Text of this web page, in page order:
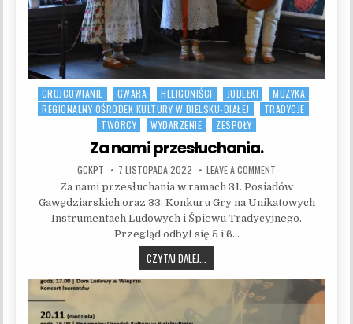
Posted in
GROJCOWIANIE GWARA HELIGONIŚCI JODEŁKI
MUZYKA
REGIONALNY OŚRODEK KULTURY W BIELSKU-BIAŁEJ
TRADYCJE
TWÓRCY
WYDARZENIE ZESPOŁY
Za nami przesłuchania.
AUTHOR:
GCKPT PUBLISHED DATE:
7 LISTOPADA 2022 LEAVE A COMMENT
Za nami przesłuchania w ramach 31. Posiadów
Gawędziarskich oraz 33. Konkuru Gry na Unikatowych
Instrumentach Ludowych i Śpiewu Tradycyjnego.
Przegląd odbył się 5 i 6…
CZYTAJ DALEJ...